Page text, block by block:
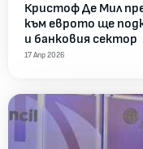
Кристоф Де Мил
към еврото ще
и банковия сектор
17 Апр 2026